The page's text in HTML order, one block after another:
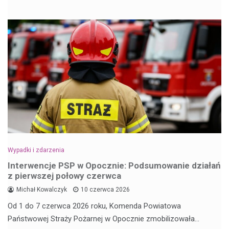
Wypadki i zdarzenia
Interwencje PSP w Opocznie: Podsumowanie działań
z pierwszej połowy czerwca
Michał Kowalczyk 10 czerwca 2026
Od 1 do 7 czerwca 2026 roku, Komenda Powiatowa
Państwowej Straży Pożarnej w Opocznie zmobilizowała…